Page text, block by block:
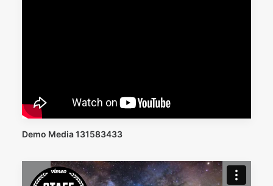
Demo Media 131583433